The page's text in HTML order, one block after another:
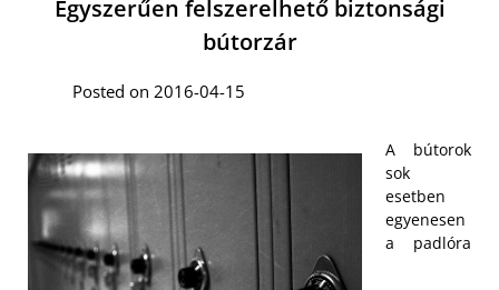
Egyszerűen felszerelhető biztonsági
bútorzár
Posted on 2016-04-15
A bútorok
sok
esetben
egyenesen
a padlóra